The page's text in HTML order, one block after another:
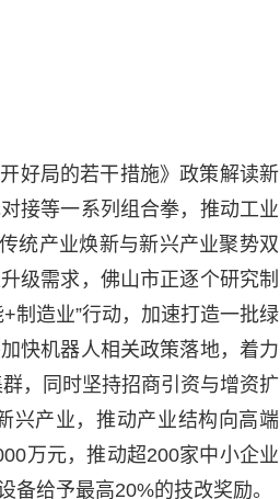
好局的若干措施》政策解读新
接等一系列组合拳，推动工业
统产业焕新与新兴产业聚势双
级需求，佛山市正逐个研究制
制造业”行动，加速打造一批绿
快机器人相关政策落地，着力
，同时坚持招商引资与增资扩
兴产业，推动产业结构向高端
万元，推动超200家中小企业
给予最高20%的技改奖励。